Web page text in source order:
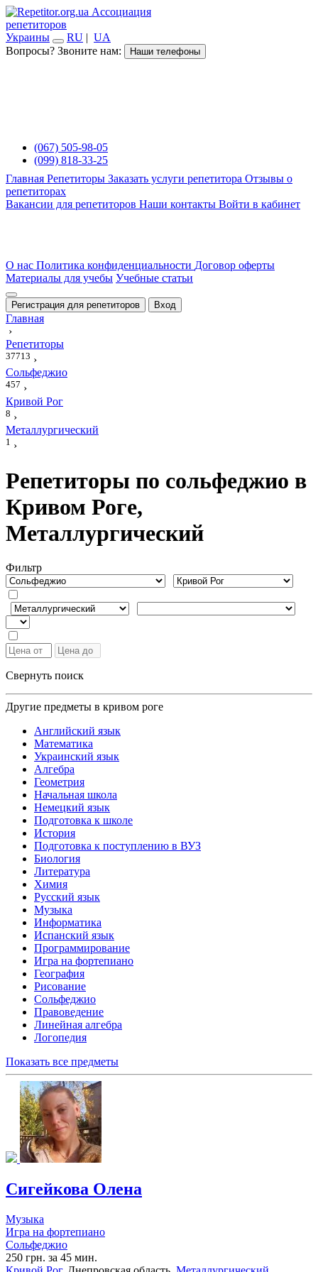
Ассоциация
репетиторов
Украины
RU | UA
Вопросы? Звоните нам:
Наши телефоны
(067) 505-98-05
(099) 818-33-25
Главная Репетиторы Заказать услуги репетитора Отзывы о
репетиторах
Вакансии для репетиторов Наши контакты Войти в кабинет
О нас Политика конфиденциальности Договор оферты
Материалы для учебы Учебные статьи
Регистрация для репетиторов Вход
Главная
›
Репетиторы
37713 ›
Сольфеджио
457 ›
Кривой Рог
8 ›
Металлургический
1 ›
Репетиторы по сольфеджио в
Кривом Роге,
Металлургический
Фильтр
Свернуть поиск
Другие предметы в кривом роге
Английский язык
Математика
Украинский язык
Алгебра
Геометрия
Начальная школа
Немецкий язык
Подготовка к школе
История
Подготовка к поступлению в ВУЗ
Биология
Литература
Химия
Русский язык
Музыка
Информатика
Испанский язык
Программирование
Игра на фортепиано
География
Рисование
Сольфеджио
Правоведение
Линейная алгебра
Логопедия
Показать все предметы
Сигейкова Олена
Музыка
Игра на фортепиано
Сольфеджио
250 грн. за 45 мин.